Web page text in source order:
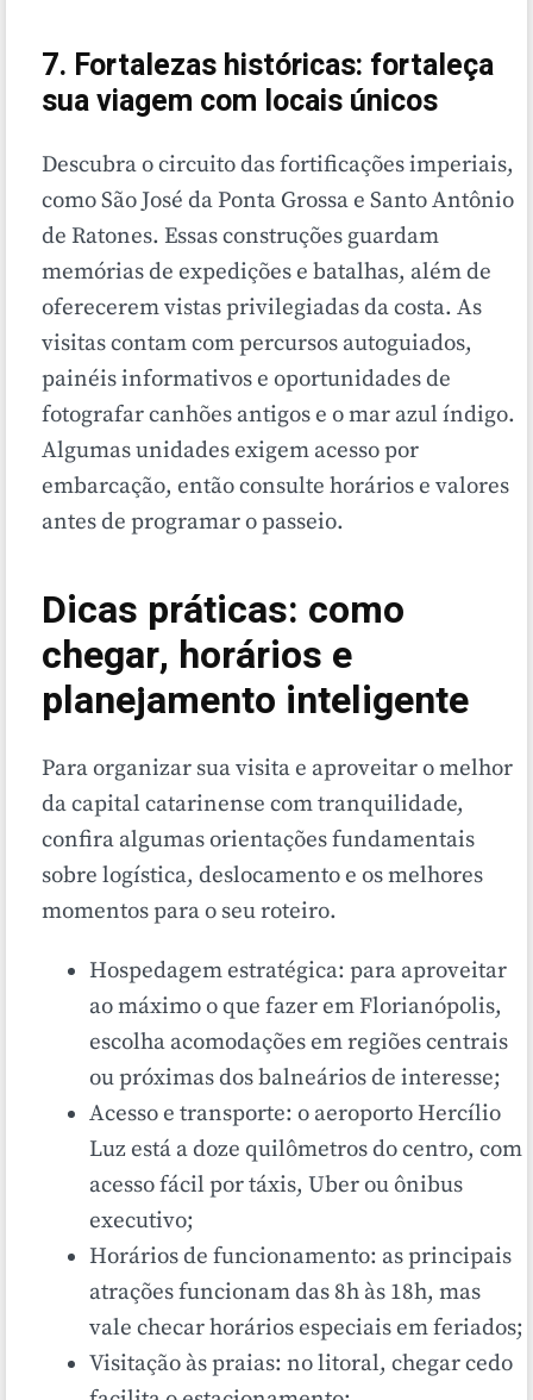
7. Fortalezas históricas: fortaleça
sua viagem com locais únicos
Descubra o circuito das fortificações imperiais,
como São José da Ponta Grossa e Santo Antônio
de Ratones. Essas construções guardam
memórias de expedições e batalhas, além de
oferecerem vistas privilegiadas da costa. As
visitas contam com percursos autoguiados,
painéis informativos e oportunidades de
fotografar canhões antigos e o mar azul índigo.
Algumas unidades exigem acesso por
embarcação, então consulte horários e valores
antes de programar o passeio.
Dicas práticas: como
chegar, horários e
planejamento inteligente
Para organizar sua visita e aproveitar o melhor
da capital catarinense com tranquilidade,
confira algumas orientações fundamentais
sobre logística, deslocamento e os melhores
momentos para o seu roteiro.
Hospedagem estratégica: para aproveitar
ao máximo o que fazer em Florianópolis,
escolha acomodações em regiões centrais
ou próximas dos balneários de interesse;
Acesso e transporte: o aeroporto Hercílio
Luz está a doze quilômetros do centro, com
acesso fácil por táxis, Uber ou ônibus
executivo;
Horários de funcionamento: as principais
atrações funcionam das 8h às 18h, mas
vale checar horários especiais em feriados;
Visitação às praias: no litoral, chegar cedo